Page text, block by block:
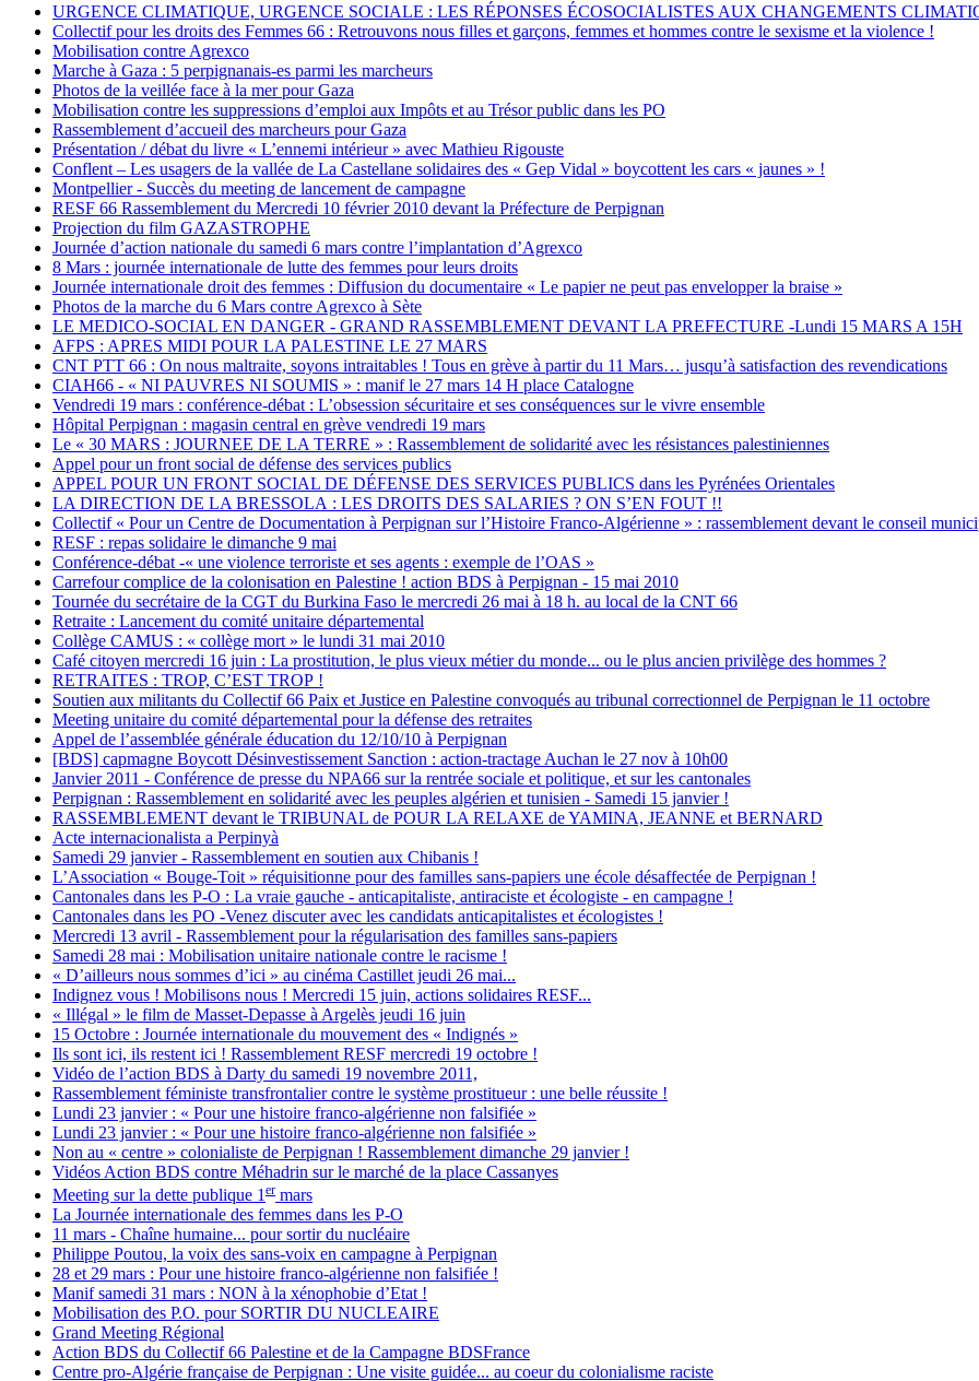
URGENCE CLIMATIQUE, URGENCE SOCIALE : LES RÉPONSES ÉCOSOCIALISTES AUX CHANGEMENTS
Collectif pour les droits des Femmes 66 : Retrouvons nous filles et garçons, femmes et hommes contre le sexisme et la violence !
Mobilisation contre Agrexco
Marche à Gaza : 5 perpignanais-es parmi les marcheurs
Photos de la veillée face à la mer pour Gaza
Mobilisation contre les suppressions d’emploi aux Impôts et au Trésor public dans les PO
Rassemblement d’accueil des marcheurs pour Gaza
Présentation / débat du livre « L’ennemi intérieur » avec Mathieu Rigouste
Conflent – Les usagers de la vallée de La Castellane solidaires des « Gep Vidal » boycottent les cars « jaunes » !
Montpellier - Succès du meeting de lancement de campagne
RESF 66 Rassemblement du Mercredi 10 février 2010 devant la Préfecture de Perpignan
Projection du film GAZASTROPHE
Journée d’action nationale du samedi 6 mars contre l’implantation d’Agrexco
8 Mars : journée internationale de lutte des femmes pour leurs droits
Journée internationale droit des femmes : Diffusion du documentaire « Le papier ne peut pas envelopper la braise »
Photos de la marche du 6 Mars contre Agrexco à Sète
LE MEDICO-SOCIAL EN DANGER - GRAND RASSEMBLEMENT DEVANT LA PREFECTURE -Lundi 15 MARS A 15H
AFPS : APRES MIDI POUR LA PALESTINE LE 27 MARS
CNT PTT 66 : On nous maltraite, soyons intraitables ! Tous en grève à partir du 11 Mars… jusqu’à satisfaction des revendications
CIAH66 - « NI PAUVRES NI SOUMIS » : manif le 27 mars 14 H place Catalogne
Vendredi 19 mars : conférence-débat : L’obsession sécuritaire et ses conséquences sur le vivre ensemble
Hôpital Perpignan : magasin central en grève vendredi 19 mars
Le « 30 MARS : JOURNEE DE LA TERRE » : Rassemblement de solidarité avec les résistances palestiniennes
Appel pour un front social de défense des services publics
APPEL POUR UN FRONT SOCIAL DE DÉFENSE DES SERVICES PUBLICS dans les Pyrénées Orientales
LA DIRECTION DE LA BRESSOLA : LES DROITS DES SALARIES ? ON S’EN FOUT !!
Collectif « Pour un Centre de Documentation à Perpignan sur l’Histoire Franco-Algérienne » : rassemblement devant le conseil
RESF : repas solidaire le dimanche 9 mai
Conférence-débat -« une violence terroriste et ses agents : exemple de l’OAS »
Carrefour complice de la colonisation en Palestine ! action BDS à Perpignan - 15 mai 2010
Tournée du secrétaire de la CGT du Burkina Faso le mercredi 26 mai à 18 h. au local de la CNT 66
Retraite : Lancement du comité unitaire départemental
Collège CAMUS : « collège mort » le lundi 31 mai 2010
Café citoyen mercredi 16 juin : La prostitution, le plus vieux métier du monde... ou le plus ancien privilège des hommes ?
RETRAITES : TROP, C’EST TROP !
Soutien aux militants du Collectif 66 Paix et Justice en Palestine convoqués au tribunal correctionnel de Perpignan le 11 octobre
Meeting unitaire du comité départemental pour la défense des retraites
Appel de l’assemblée générale éducation du 12/10/10 à Perpignan
[BDS] capmagne Boycott Désinvestissement Sanction : action-tractage Auchan le 27 nov à 10h00
Janvier 2011 - Conférence de presse du NPA66 sur la rentrée sociale et politique, et sur les cantonales
Perpignan : Rassemblement en solidarité avec les peuples algérien et tunisien - Samedi 15 janvier !
RASSEMBLEMENT devant le TRIBUNAL de POUR LA RELAXE de YAMINA, JEANNE et BERNARD
Acte internacionalista a Perpinyà
Samedi 29 janvier - Rassemblement en soutien aux Chibanis !
L’Association « Bouge-Toit » réquisitionne pour des familles sans-papiers une école désaffectée de Perpignan !
Cantonales dans les P-O : La vraie gauche - anticapitaliste, antiraciste et écologiste - en campagne !
Cantonales dans les PO -Venez discuter avec les candidats anticapitalistes et écologistes !
Mercredi 13 avril - Rassemblement pour la régularisation des familles sans-papiers
Samedi 28 mai : Mobilisation unitaire nationale contre le racisme !
« D’ailleurs nous sommes d’ici » au cinéma Castillet jeudi 26 mai...
Indignez vous ! Mobilisons nous ! Mercredi 15 juin, actions solidaires RESF...
« Illégal » le film de Masset-Depasse à Argelès jeudi 16 juin
15 Octobre : Journée internationale du mouvement des « Indignés »
Ils sont ici, ils restent ici ! Rassemblement RESF mercredi 19 octobre !
Vidéo de l’action BDS à Darty du samedi 19 novembre 2011,
Rassemblement féministe transfrontalier contre le système prostitueur : une belle réussite !
Lundi 23 janvier : « Pour une histoire franco-algérienne non falsifiée »
Lundi 23 janvier : « Pour une histoire franco-algérienne non falsifiée »
Non au « centre » colonialiste de Perpignan ! Rassemblement dimanche 29 janvier !
Vidéos Action BDS contre Méhadrin sur le marché de la place Cassanyes
Meeting sur la dette publique 1 er mars
La Journée internationale des femmes dans les P-O
11 mars - Chaîne humaine... pour sortir du nucléaire
Philippe Poutou, la voix des sans-voix en campagne à Perpignan
28 et 29 mars : Pour une histoire franco-algérienne non falsifiée !
Manif samedi 31 mars : NON à la xénophobie d’Etat !
Mobilisation des P.O. pour SORTIR DU NUCLEAIRE
Grand Meeting Régional
Action BDS du Collectif 66 Palestine et de la Campagne BDSFrance
Centre pro-Algérie française de Perpignan : Une visite guidée... au coeur du colonialisme raciste